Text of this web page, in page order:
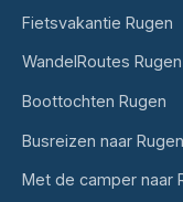
Fietsvakantie Rugen
WandelRoutes
Boottochten Rugen
Busreizen naar Rugen
Met de camper naar